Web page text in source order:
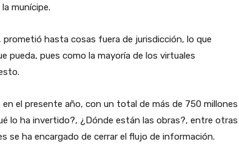
munícipe.
hasta cosas fuera de jurisdicción, lo que
pueda, pues como la mayoría de los virtuales
el presente año, con un total de más de 750 millones
lo ha invertido?, ¿Dónde están las obras?, entre otras
se ha encargado de cerrar el flujo de información.